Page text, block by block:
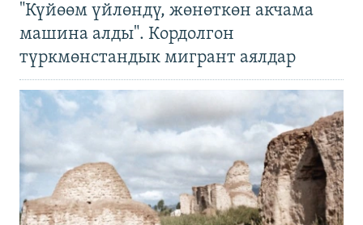
"Күйөөм үйлөндү, жөнөткөн акчама
машина алды". Кордолгон
түркмөнстандык мигрант аялдар